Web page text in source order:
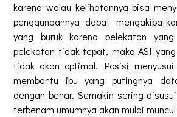
karena walau kelihatannya bisa
penggunaannya dapat
yang buruk karena pelekatan
pelekatan tidak tepat, maka ASI
tidak akan optimal. Posisi
membantu ibu yang putingnya
dengan benar. Semakin sering
terbenam umumnya akan mulai